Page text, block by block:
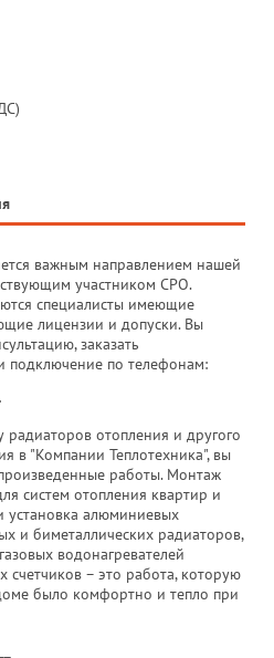
важным направлением нашей
участником СРО.
специалисты имеющие
лицензии и допуски. Вы
заказать
подключение по телефонам:
отопления и другого
в "Компании Теплотехника", вы
работы. Монтаж
систем отопления квартир и
установка алюминиевых
и биметаллических радиаторов,
водонагревателей
счетчиков – это работа, которую
было комфортно и тепло при